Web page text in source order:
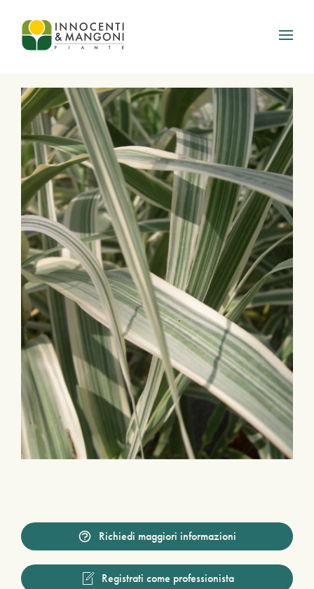
Skip to main content
Richiedi maggiori informazioni
Registrati come professionista